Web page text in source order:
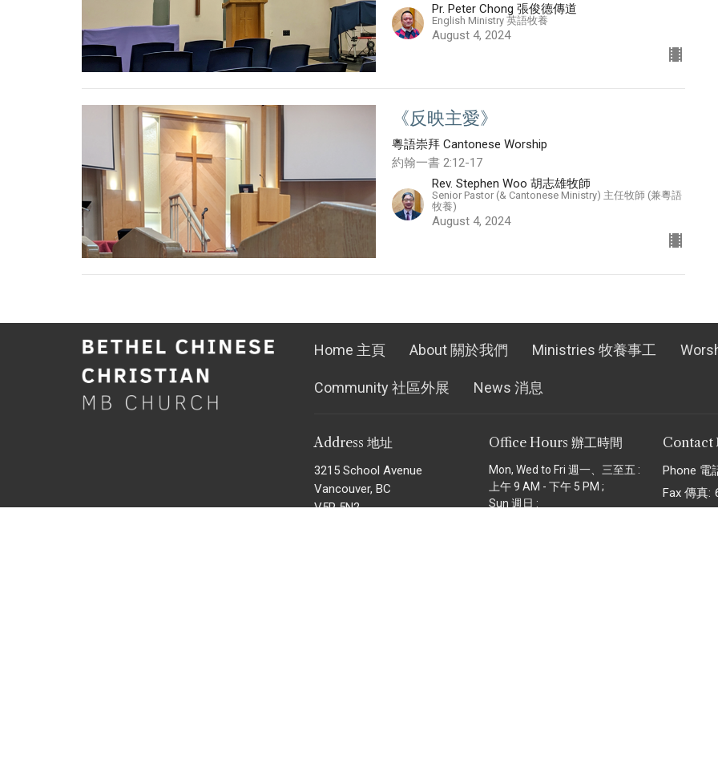
Pr. Peter Chong 張俊德傳道
English Ministry 英語牧養
August 4, 2024
《反映主愛》
粵語崇拜 Cantonese Worship
約翰一書 2:12-17
Rev. Stephen Woo 胡志雄牧師
Senior Pastor (& Cantonese Ministry) 主任牧師 (兼粵語
牧養)
August 4, 2024
Home 主頁 About 關於我們 Ministries 牧養事工
Community 社區外展 News 消息
Address 地址
3215 School Avenue
Vancouver, BC
V5R 5N2
Office Hours 辦工時間
Mon, Wed to Fri 週一、三至五 :
上午 9 AM - 下午 5 PM ;
Sun 週日 :
Contact
Phone 電
Fax 傳真: